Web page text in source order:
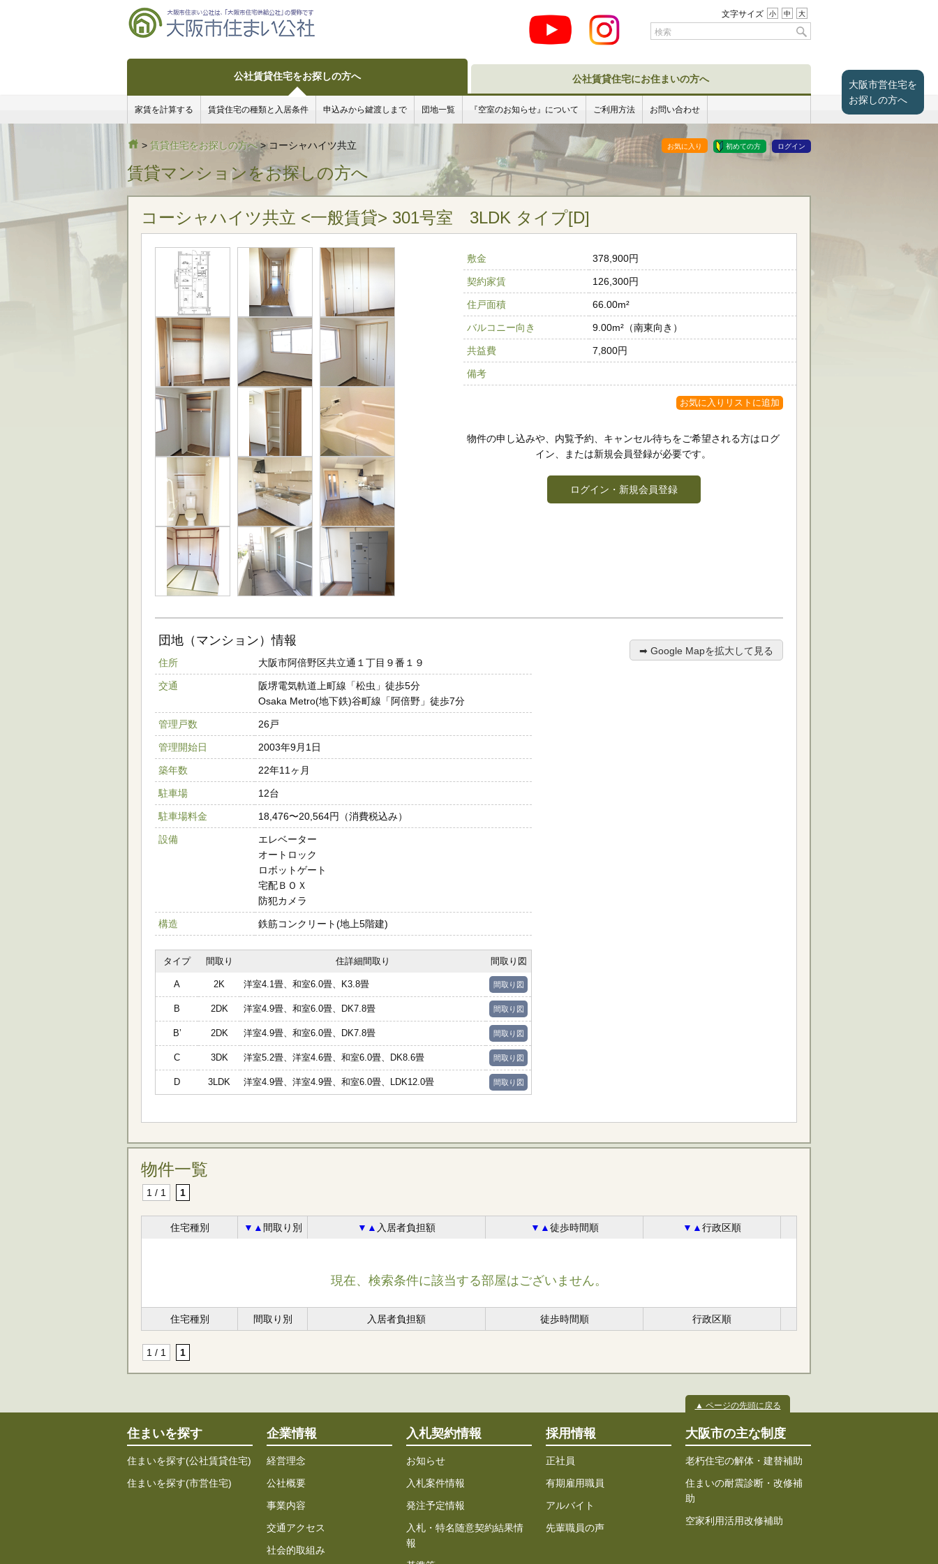
文字サイズ 小 中 大
大阪市営住宅を
お探しの方へ
公社賃貸住宅をお探しの方へ 公社賃貸住宅にお住まいの方へ
家賃を計算する 賃貸住宅の種類と入居条件 申込みから鍵渡しまで 団地一覧 『空室のお知らせ』について ご利用方法 お問い合わせ
お気に入り 初めての方 ログイン
> 賃貸住宅をお探しの方へ> コーシャハイツ共立
賃貸マンションをお探しの方へ
コーシャハイツ共立 <一般賃貸> 301号室 3LDK タイプ[D]
敷金 378,900円
契約家賃 126,300円
住戸面積 66.00m²
バルコニー向き 9.00m²（南東向き）
共益費 7,800円
備考
お気に入りリストに追加
物件の申し込みや、内覧予約、キャンセル待ちをご希望される方はログ
イン、または新規会員登録が必要です。
ログイン・新規会員登録
団地（マンション）情報
住所 大阪市阿倍野区共立通１丁目９番１９
交通
阪堺電気軌道上町線「松虫」徒歩5分
Osaka Metro(地下鉄)谷町線「阿倍野」徒歩7分
管理戸数 26戸
管理開始日 2003年9月1日
築年数 22年11ヶ月
駐車場 12台
駐車場料金 18,476〜20,564円（消費税込み）
設備
エレベーター
オートロック
ロボットゲート
宅配ＢＯＸ
防犯カメラ
構造 鉄筋コンクリート(地上5階建)
タイプ 間取り 住詳細間取り 間取り図
A 2K 洋室4.1畳、和室6.0畳、K3.8畳 間取り図
B 2DK 洋室4.9畳、和室6.0畳、DK7.8畳 間取り図
B’ 2DK 洋室4.9畳、和室6.0畳、DK7.8畳 間取り図
C 3DK 洋室5.2畳、洋室4.6畳、和室6.0畳、DK8.6畳 間取り図
D 3LDK 洋室4.9畳、洋室4.9畳、和室6.0畳、LDK12.0畳 間取り図
➡︎ Google Mapを拡大して見る
物件一覧
1 / 1 1
住宅種別 ▼ ▲ 間取り別 ▼ ▲ 入居者負担額 ▼ ▲徒歩時間順 ▼ ▲行政区順
住宅種別 間取り別 入居者負担額 徒歩時間順 行政区順
現在、検索条件に該当する部屋はございません。
1 / 1 1
▲ ページの先頭に戻る
住まいを探す
住まいを探す(公社賃貸住宅)
住まいを探す(市営住宅)
企業情報
経営理念
公社概要
事業内容
交通アクセス
社会的取組み
入札契約情報
お知らせ
入札案件情報
発注予定情報
入札・特名随意契約結果情
報
採用情報
正社員
有期雇用職員
アルバイト
先輩職員の声
大阪市の主な制度
老朽住宅の解体・建替補助
住まいの耐震診断・改修補
助
空家利用活用改修補助